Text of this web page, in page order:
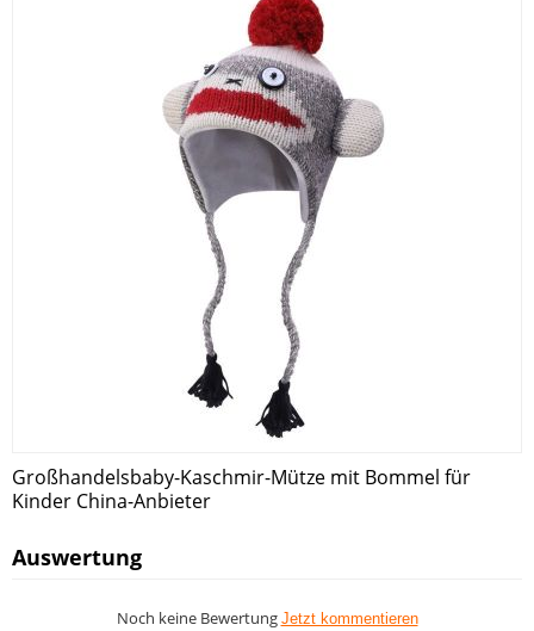
Großhandelsbaby-Kaschmir-Mütze mit Bommel für
Kinder China-Anbieter
Auswertung
Noch keine Bewertung Jetzt kommentieren